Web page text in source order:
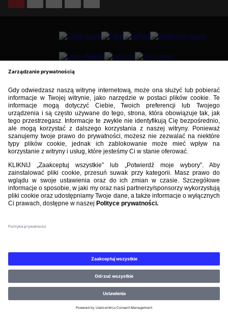
Nasi partnerzy
©PZPN WSZELKIE PRAWA ZASTRZEŻONE.REGULAMIN.